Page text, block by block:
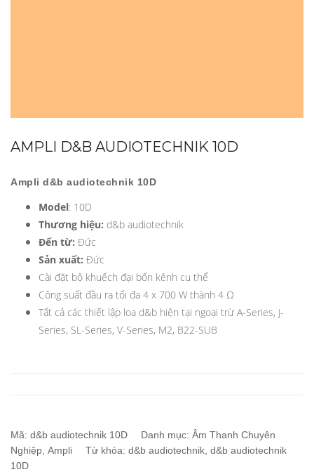
AMPLI D&B AUDIOTECHNIK 10D
Ampli d&b audiotechnik 10D
Model: 10D
Thương hiệu: d&b audiotechnik
Đến từ: Đức
Sản xuất: Đức
Cài đặt bộ khuếch đại bốn kênh cụ thể
Công suất đầu ra tối đa 4 x 700 W thành 4 Ω
Tất cả các thiết lập loa d&b hiện tại ngoại trừ A-Series, J-
Series, SL-Series, V-Series, M2, B22-SUB
Mã: d&b audiotechnik 10D Danh mục: Âm Thanh Chuyên
Nghiệp Ampli Từ khóa: d&b audiotechnik d&b audiotechnik
10D